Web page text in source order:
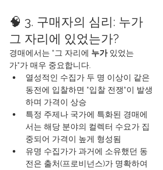
🧠 3. 구매자의 심리: 누가
그 자리에 있었는가?
경매에서는 "그 자리에 누가 있었는
가"가 매우 중요합니다.
열성적인 수집가 두 명 이상이 같은
동전에 입찰하면 "입찰 전쟁"이 발생
하며 가격이 상승
특정 주제나 국가에 특화된 경매에
서는 해당 분야의 컬렉터 수요가 집
중되어 가격이 높게 형성됨
유명 수집가가 과거에 소유했던 동
전은 출처(프로비넌스)가 명확하여